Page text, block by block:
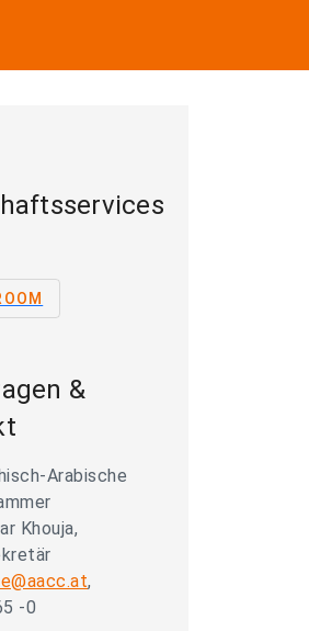
&
Arabische
Khouja,
,
-0